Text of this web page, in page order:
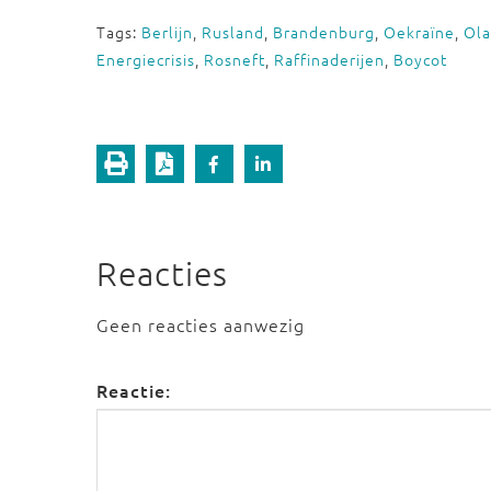
Tags: Berlijn, Rusland, Brandenburg, Oekraïne,
Energiecrisis, Rosneft, Raffinaderijen, Boycot
Reacties
Geen reacties aanwezig
Reactie: